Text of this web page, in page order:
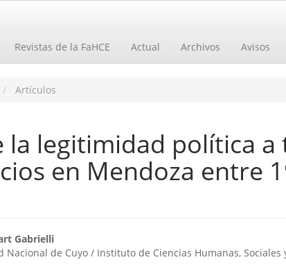
Revistas de la FaHCE Actual Archivos Avisos
Artículos
la legitimidad política a
en Mendoza entre
Gabrielli
Nacional de Cuyo / Instituto de Ciencias Humanas, Sociales